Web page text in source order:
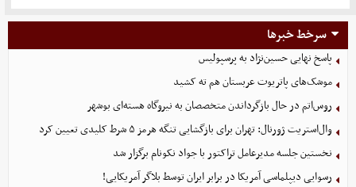
سرخط خبرها
پاسخ نهایی حسین‌نژاد به پرسپولیس
موشک‌های پاتریوت عربستان هم ته‌ کشید
روس‌اتم در حال بازگرداندن متخصصان به نیروگاه هسته‌ای بوشهر
وال‌استریت ژورنال: تهران برای بازگشایی تنگه هرمز ۵ شرط کلیدی تعیین کرد
نخستین جلسه مدیرعامل تراکتور با جواد نکونام برگزار شد
رسوایی دیپلماسی آمریکا در برابر ایران توسط بلاگر آمریکایی!